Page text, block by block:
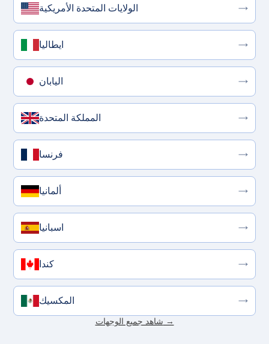
الولايات المتحدة الأمريكية
ايطاليا
اليابان
المملكة المتحدة
فرنسا
ألمانيا
اسبانيا
كندا
المكسيك
شاهد جميع الوجهات →